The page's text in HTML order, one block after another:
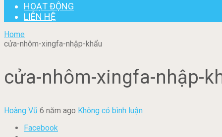
HOẠT ĐỘNG
LIÊN HỆ
Home
cửa-nhôm-xingfa-nhập-khẩu
cửa-nhôm-xingfa-nhập-
Hoàng Vũ 6 năm ago Không có bình luận
Facebook